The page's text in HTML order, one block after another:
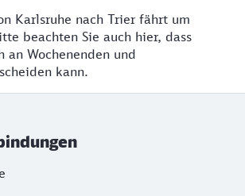
Karlsruhe nach Trier fährt um
beachten Sie auch hier, dass
an Wochenenden und
kann.